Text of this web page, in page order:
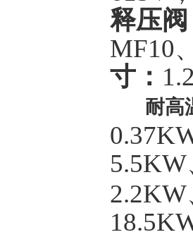
释压
MF10
寸：
耐高